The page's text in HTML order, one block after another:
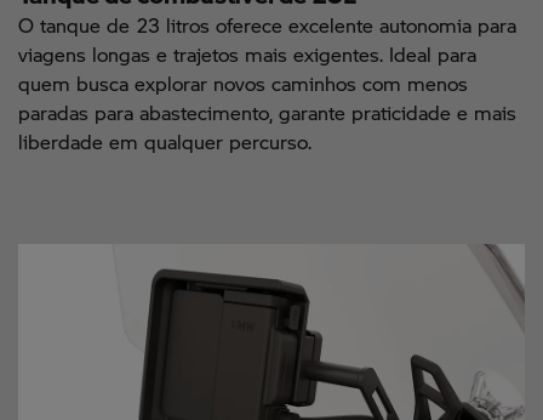
O tanque de 23 litros oferece excelente autonomia para
viagens longas e trajetos mais exigentes. Ideal para
quem busca explorar novos caminhos com menos
paradas para abastecimento, garante praticidade e mais
liberdade em qualquer percurso.